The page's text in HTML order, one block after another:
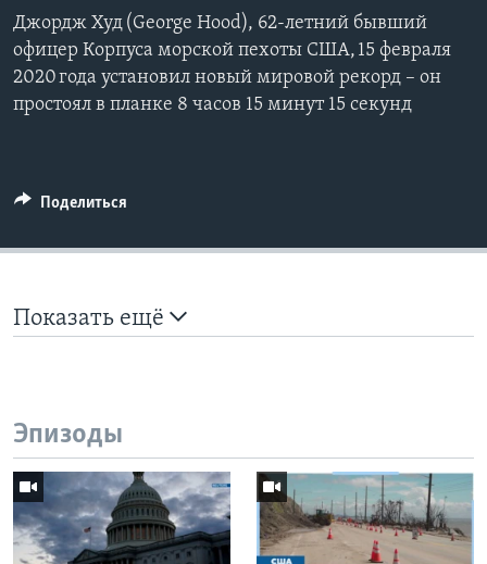
Джордж Худ (George Hood), 62-летний бывший
офицер Корпуса морской пехоты США, 15 февраля
2020 года установил новый мировой рекорд – он
простоял в планке 8 часов 15 минут 15 секунд
Поделиться
Показать ещё
Эпизоды